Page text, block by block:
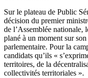
Sur le plateau de Public
décision du premier
de l’Assemblée nationale,
plané à un moment sur
parlementaire. Pour la
candidats qu’ils «
territoires, de la
collectivités territoriales ».